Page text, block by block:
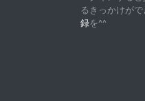
るきっかけが
録を^^